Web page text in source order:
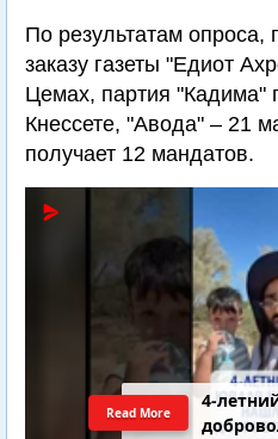
По результатам опроса,
заказу газеты "Едиот
Цемах, партия "Кадима"
Кнессете, "Авода" – 21
получает 12 мандатов.
4-
Read More